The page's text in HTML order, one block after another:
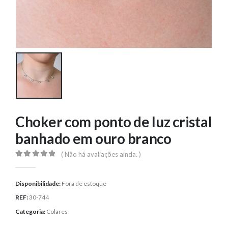
Choker com ponto de luz cristal
banhado em ouro branco
( Não há avaliações ainda. )
Disponibilidade: Fora de estoque
REF:30-744
Categoria: Colares